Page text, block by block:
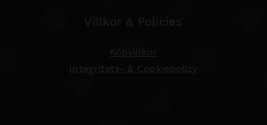
Villkor & Policies
Köpvillkor
Integritets- & Cookiepolicy